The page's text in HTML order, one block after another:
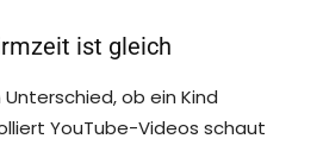
ist gleich
ob ein Kind
YouTube-Videos schaut